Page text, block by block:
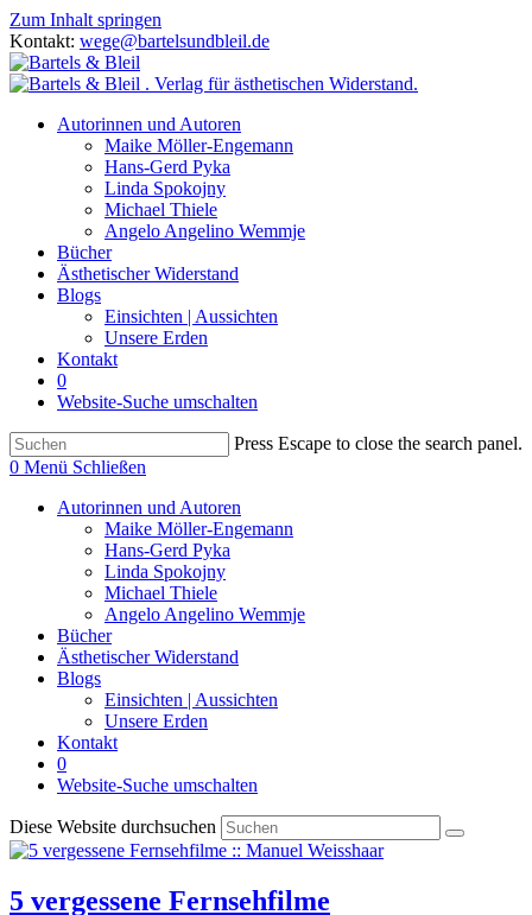
Zum Inhalt springen
Kontakt: wege@bartelsundbleil.de
Autorinnen und Autoren
Maike Möller-Engemann
Hans-Gerd Pyka
Linda Spokojny
Michael Thiele
Angelo Angelino Wemmje
Bücher
Ästhetischer Widerstand
Blogs
Einsichten | Aussichten
Unsere Erden
Kontakt
0
Website-Suche umschalten
Press Escape to close the search panel.
0 Menü Schließen
Autorinnen und Autoren
Maike Möller-Engemann
Hans-Gerd Pyka
Linda Spokojny
Michael Thiele
Angelo Angelino Wemmje
Bücher
Ästhetischer Widerstand
Blogs
Einsichten | Aussichten
Unsere Erden
Kontakt
0
Website-Suche umschalten
Diese Website durchsuchen
5 vergessene Fernsehfilme